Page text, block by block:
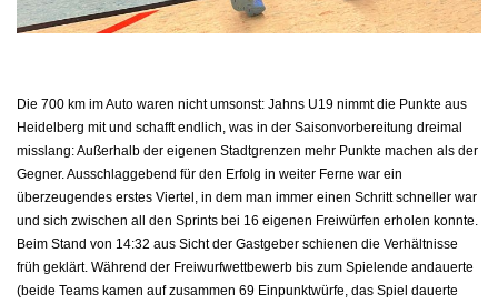
Die 700 km im Auto waren nicht umsonst: Jahns U19 nimmt die Punkte aus
Heidelberg mit und schafft endlich, was in der Saisonvorbereitung dreimal
misslang: Außerhalb der eigenen Stadtgrenzen mehr Punkte machen als der
Gegner. Ausschlaggebend für den Erfolg in weiter Ferne war ein
überzeugendes erstes Viertel, in dem man immer einen Schritt schneller war
und sich zwischen all den Sprints bei 16 eigenen Freiwürfen erholen konnte.
Beim Stand von 14:32 aus Sicht der Gastgeber schienen die Verhältnisse
früh geklärt. Während der Freiwurfwettbewerb bis zum Spielende andauerte
(beide Teams kamen auf zusammen 69 Einpunktwürfe, das Spiel dauerte